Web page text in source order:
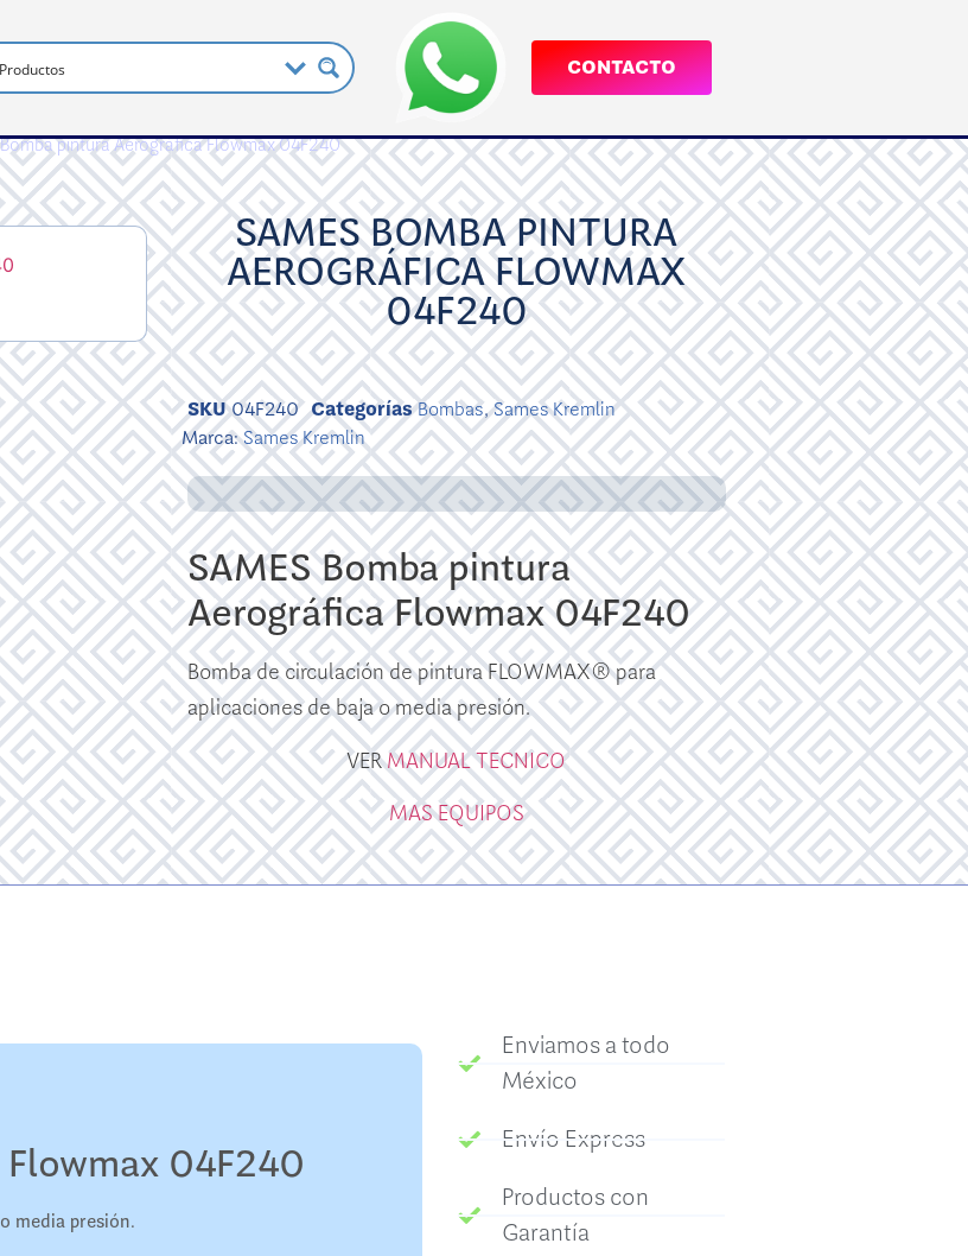
CONTACTO
pintura Aerográfica Flowmax 04F240
SAMES BOMBA PINTURA
AEROGRÁFICA FLOWMAX
04F240
SKU04F240 CategoríasBombas,Sames Kremlin
Marca:Sames Kremlin
SAMES Bomba pintura
Aerográfica Flowmax 04F240
Bomba de circulación de pintura FLOWMAX® para
aplicaciones de baja o media presión.
VERMANUAL TECNICO
MAS EQUIPOS
04F240
media presión.
Enviamos a todo
México
Envío Express
Productos con
Garantía